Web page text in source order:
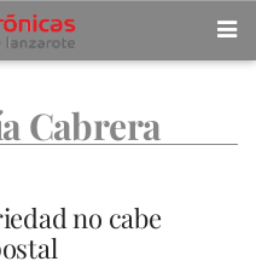
Cabrera
no cabe